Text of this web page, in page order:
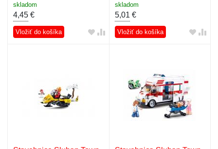
skladom
4,45 €
Vložiť do košíka
skladom
5,01 €
Vložiť do košíka